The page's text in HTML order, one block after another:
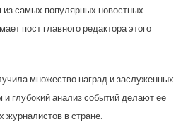
из самых популярных новостных
пост главного редактора этого
множество наград и заслуженных
глубокий анализ событий делают ее
в стране.